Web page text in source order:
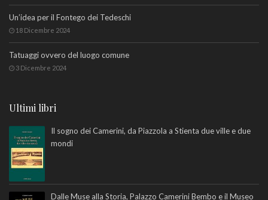
Un’idea per il Fontego dei Tedeschi
18 Dicembre 2024
Tatuaggi ovvero del luogo comune
3 Dicembre 2024
Ultimi libri
Il sogno dei Camerini, da Piazzola a Stienta due ville e due
mondi
Dalle Muse alla Storia, Palazzo Camerini Bembo e il Museo